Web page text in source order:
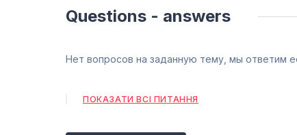
Questions - answers
Нет вопросов на заданную тему, мы ответим
ПОКАЗАТИ ВСІ ПИТАННЯ